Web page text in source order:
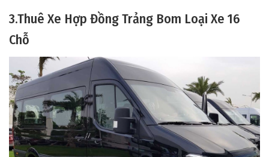
3.Thuê Xe Hợp Đồng Trảng Bom Loại Xe 16
Chỗ